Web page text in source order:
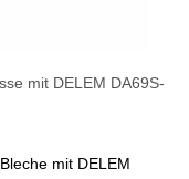
mit DELEM DA69S-
mit DELEM